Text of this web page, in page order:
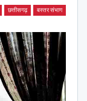
छत्तीसगढ़ बस्तर संभाग